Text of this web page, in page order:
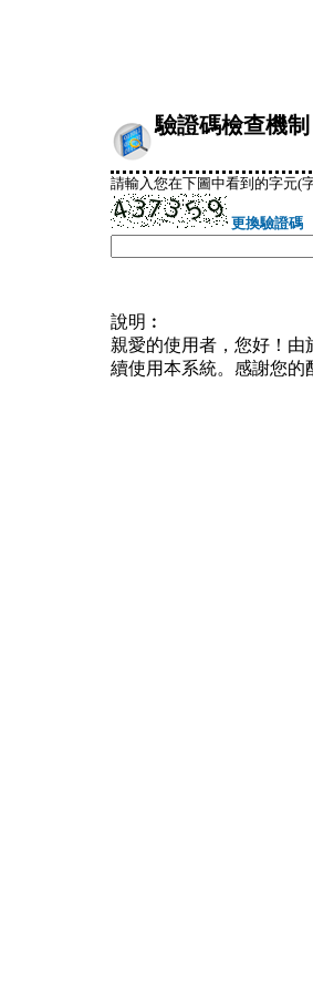
驗證碼檢查機制
請輸入您在下圖中看到的字元(
更換驗證碼
說明︰
親愛的使用者，您好！
續使用本系統。感謝您的